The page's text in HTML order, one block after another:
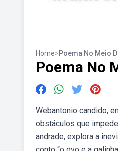
Home>Poema No Meio
Poema No
Webantonio candido,
obstáculos que
andrade, explora a